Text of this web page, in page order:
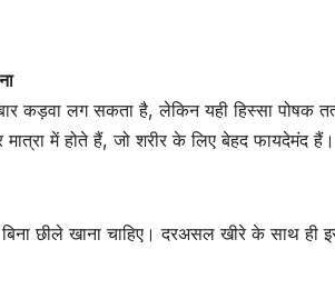
कड़वा लग सकता है, लेकिन यही हिस्सा पोषक
में होते हैं, जो शरीर के लिए बेहद फायदेमंद हैं।
छीले खाना चाहिए। दरअसल खीरे के साथ ही